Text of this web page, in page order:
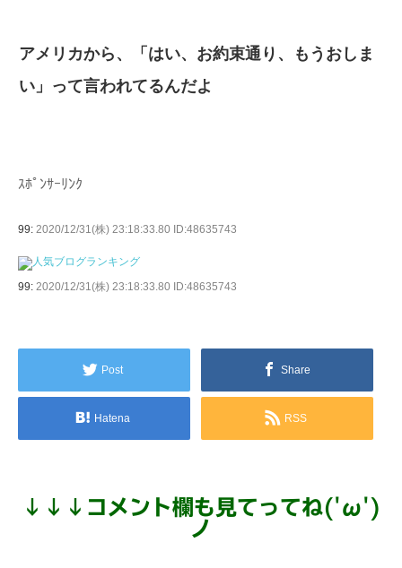
アメリカから、「はい、お約束通り、もうおしま
い」って言われてるんだよ
ｽﾎﾟﾝｻｰﾘﾝｸ
99: 2020/12/31(株) 23:18:33.80 ID:48635743
99: 2020/12/31(株) 23:18:33.80 ID:48635743
Post Share
Hatena RSS
↓ ↓ ↓ コメント欄も見てってね('ω')
ノ